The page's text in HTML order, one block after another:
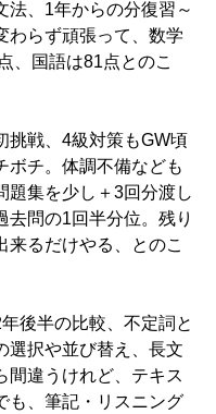
法、1年からの分復習～
わらず頑張って、数学
、国語は81点とのこ
挑戦、4級対策もGW頃
ボチ。体調不備なども
題集を少し＋3回分渡し
去問の1回半分位。残り
来るだけやる、とのこ
後半の比較、不定詞と
選択や並び替え、長文
間違うけれど、テキス
も、筆記・リスニング